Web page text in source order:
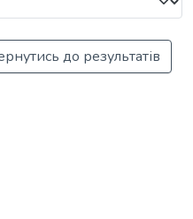
до результатів